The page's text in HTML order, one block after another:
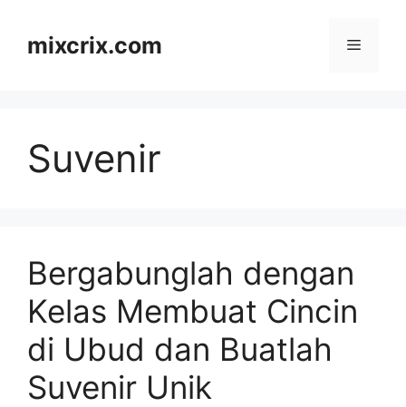
contentmixcrix.com Menu
Suvenir
Bergabunglah dengan
Kelas Membuat Cincin
di Ubud dan Buatlah
Suvenir Unik